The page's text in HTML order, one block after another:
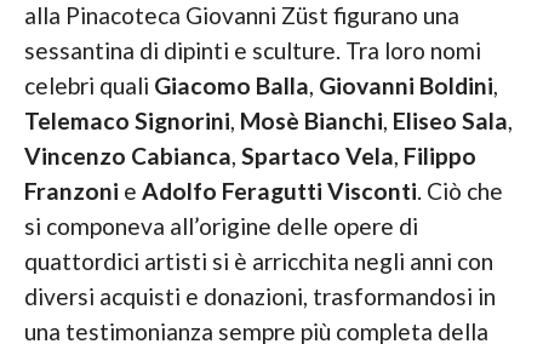
alla Pinacoteca Giovanni Züst figurano una
sessantina di dipinti e sculture. Tra loro nomi
celebri quali Giacomo Balla, Giovanni Boldini,
Telemaco Signorini, Mosè Bianchi, Eliseo Sala,
Vincenzo Cabianca, Spartaco Vela, Filippo
Franzoni e Adolfo Feragutti Visconti. Ciò che
si componeva all’origine delle opere di
quattordici artisti si è arricchita negli anni con
diversi acquisti e donazioni, trasformandosi in
una testimonianza sempre più completa della